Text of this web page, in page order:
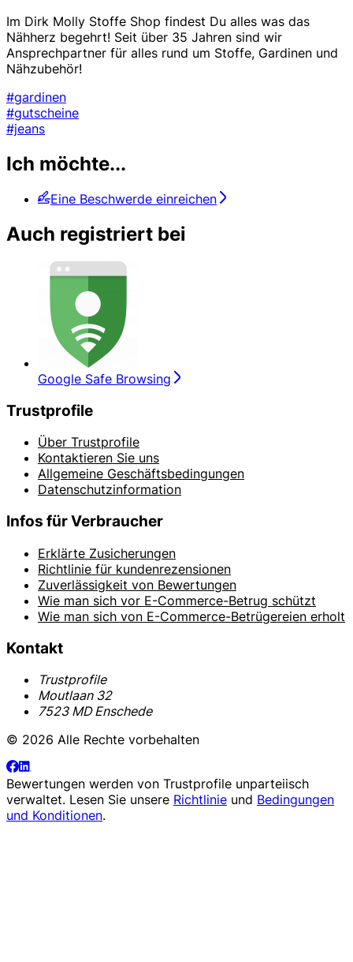
Im Dirk Molly Stoffe Shop findest Du alles was das
Nähherz begehrt! Seit über 35 Jahren sind wir
Ansprechpartner für alles rund um Stoffe, Gardinen und
Nähzubehör!
#gardinen
#gutscheine
#jeans
Ich möchte...
Eine Beschwerde einreichen
Auch registriert bei
Google Safe Browsing
Trustprofile
Über Trustprofile
Kontaktieren Sie uns
Allgemeine Geschäftsbedingungen
Datenschutzinformation
Infos für Verbraucher
Erklärte Zusicherungen
Richtlinie für kundenrezensionen
Zuverlässigkeit von Bewertungen
Wie man sich vor E-Commerce-Betrug schützt
Wie man sich von E-Commerce-Betrügereien erholt
Kontakt
Trustprofile
Moutlaan 32
7523 MD Enschede
© 2026 Alle Rechte vorbehalten
Bewertungen werden von Trustprofile unparteiisch
verwaltet. Lesen Sie unsere Richtlinie und Bedingungen
und Konditionen.